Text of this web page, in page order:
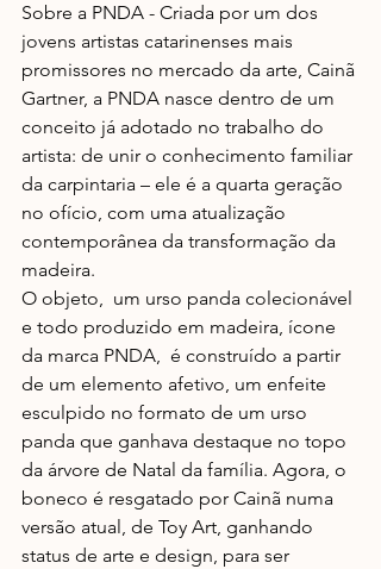
Sobre a PNDA - Criada por um dos
jovens artistas catarinenses mais
promissores no mercado da arte, Cainã
Gartner, a PNDA nasce dentro de um
conceito já adotado no trabalho do
artista: de unir o conhecimento familiar
da carpintaria – ele é a quarta geração
no ofício, com uma atualização
contemporânea da transformação da
madeira.
O objeto,  um urso panda colecionável
e todo produzido em madeira, ícone
da marca PNDA,  é construído a partir
de um elemento afetivo, um enfeite
esculpido no formato de um urso
panda que ganhava destaque no topo
da árvore de Natal da família. Agora, o
boneco é resgatado por Cainã numa
versão atual, de Toy Art, ganhando
status de arte e design, para ser